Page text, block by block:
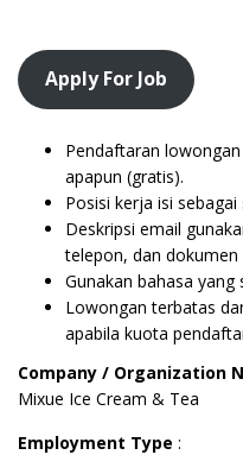
Apply For Job
Pendaftaran
apapun (gratis).
Posisi kerja isi
Deskripsi email
telepon, dan dokumen
Gunakan bahasa yang
Lowongan terbatas
apabila kuota
Company / Organization
Mixue Ice Cream & Tea
Employment Type :